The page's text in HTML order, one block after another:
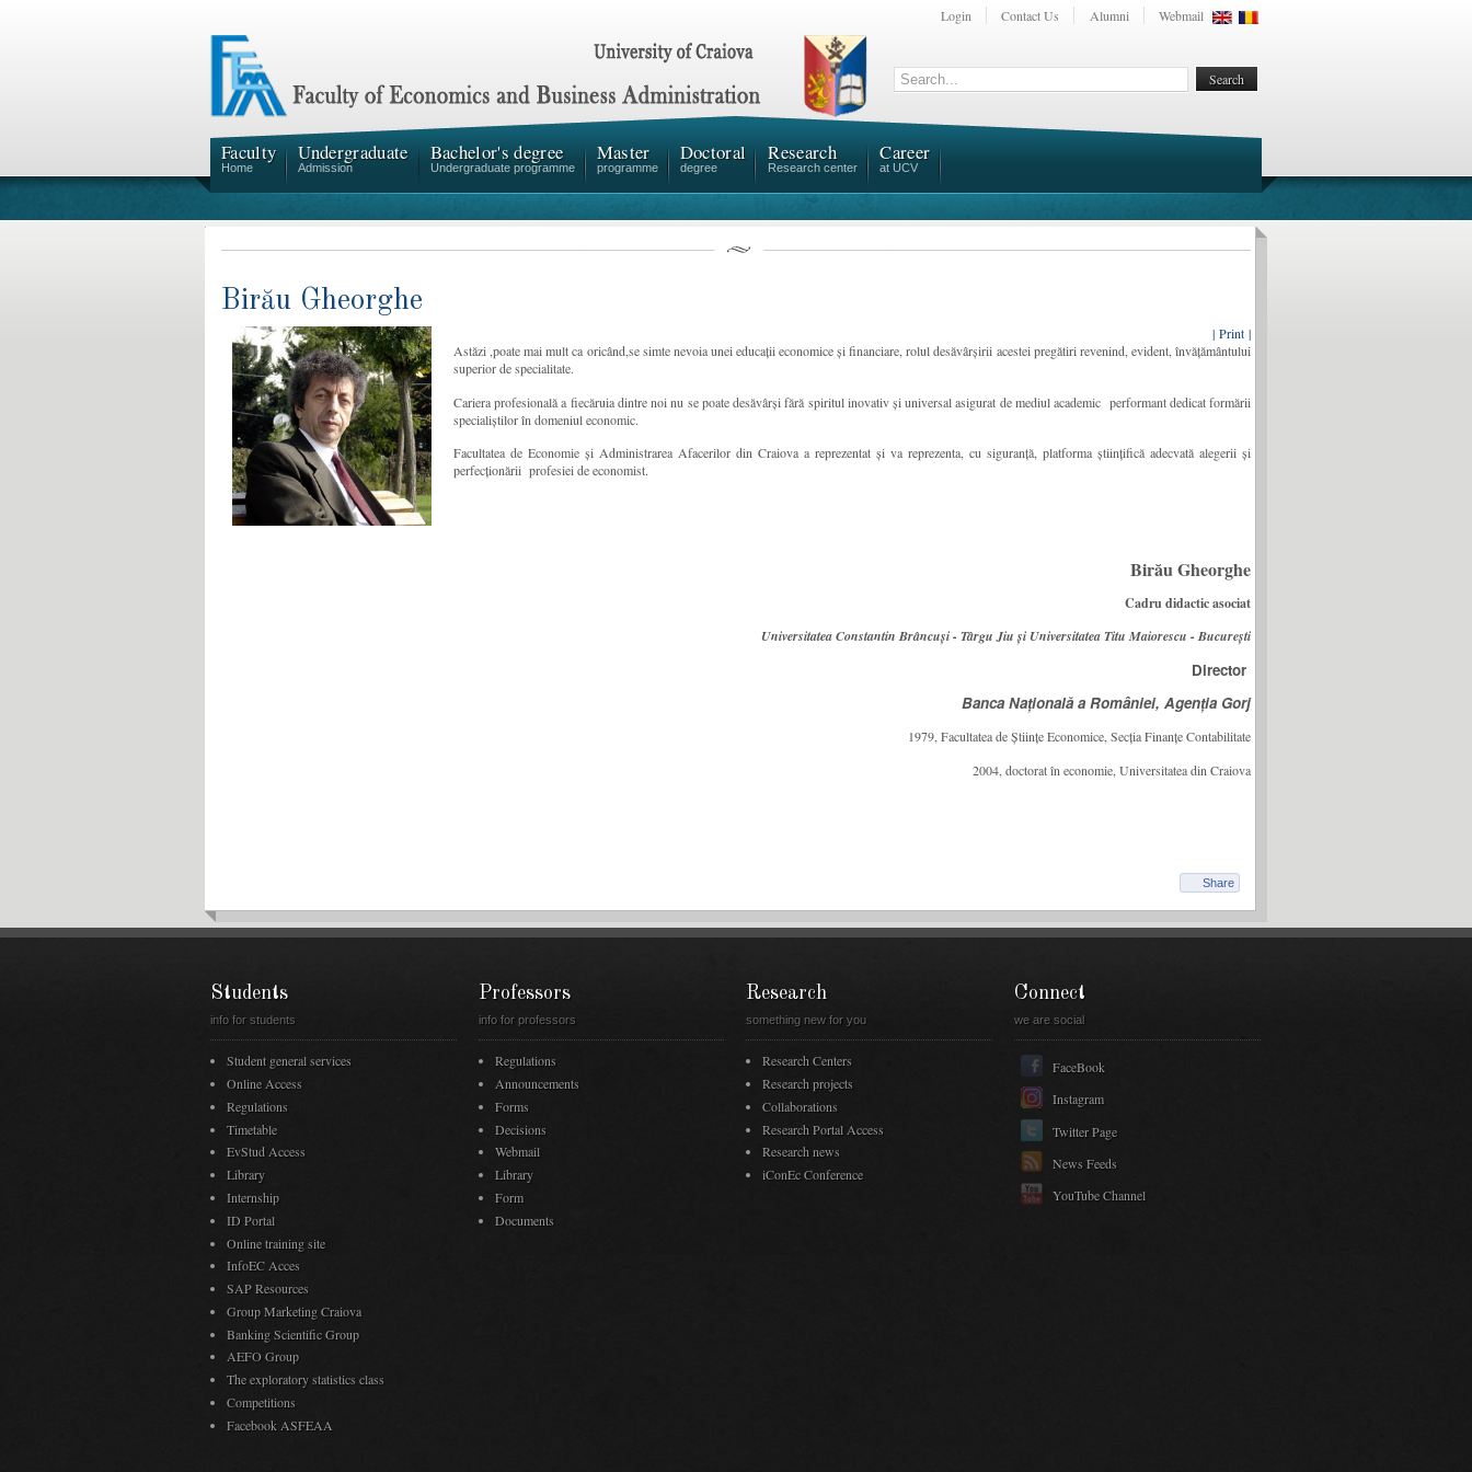
Login Contact Us Alumni Webmail
Faculty
Home
Undergraduate
Admission
Bachelor's degree
Undergraduate programme
Master
programme
Doctoral
degree
Research
Research center
Career
at UCV
Birău Gheorghe
| Print |
Astăzi ,poate mai mult ca oricând,se simte nevoia unei educații economice și financiare, rolul desăvârșirii acestei pregătiri revenind, evident, învățământului
superior de specialitate.
Cariera profesională a fiecăruia dintre noi nu se poate desăvârși fără spiritul inovativ și universal asigurat de mediul academic performant dedicat formării
specialiștilor în domeniul economic.
Facultatea de Economie și Administrarea Afacerilor din Craiova a reprezentat și va reprezenta, cu siguranță, platforma științifică adecvată alegerii și
perfecționării profesiei de economist.
Birău Gheorghe
Cadru didactic asociat
Universitatea Constantin Brâncuși - Târgu Jiu și Universitatea Titu Maiorescu - București
Director
Banca Națională a României, Agenția Gorj
1979, Facultatea de Științe Economice, Secția Finanțe Contabilitate
2004, doctorat în economie, Universitatea din Craiova
Share
Students
info for students
Student general services
Online Access
Regulations
Timetable
EvStud Access
Library
Internship
ID Portal
Online training site
InfoEC Acces
SAP Resources
Group Marketing Craiova
Banking Scientific Group
AEFO Group
The exploratory statistics class
Competitions
Facebook ASFEAA
Professors
info for professors
Regulations
Announcements
Forms
Decisions
Webmail
Library
Form
Documents
Research
something new for you
Research Centers
Research projects
Collaborations
Research Portal Access
Research news
iConEc Conference
Connect
we are social
FaceBook
Instagram
Twitter Page
News Feeds
YouTube Channel